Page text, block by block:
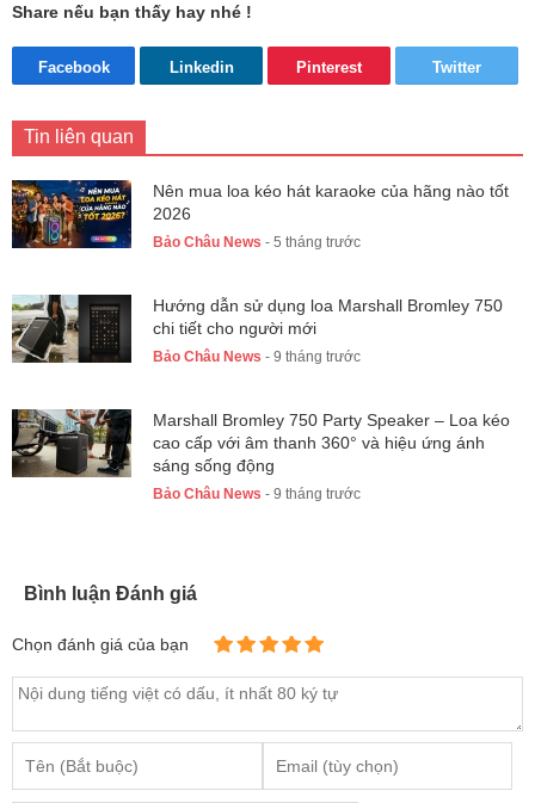
Share nếu bạn thấy hay nhé !
Facebook Linkedin Pinterest Twitter
Tin liên quan
Nên mua loa kéo hát karaoke của hãng nào tốt
2026
Bảo Châu News - 5 tháng trước
Hướng dẫn sử dụng loa Marshall Bromley 750
chi tiết cho người mới
Bảo Châu News - 9 tháng trước
Marshall Bromley 750 Party Speaker – Loa kéo
cao cấp với âm thanh 360° và hiệu ứng ánh
sáng sống động
Bảo Châu News - 9 tháng trước
Bình luận Đánh giá
Chọn đánh giá của bạn